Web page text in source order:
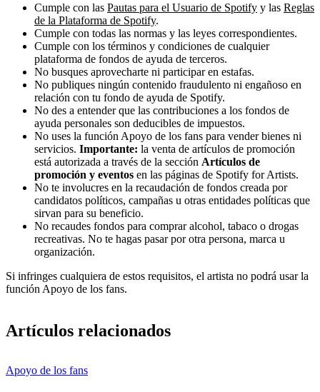
Cumple con las Pautas para el Usuario de Spotify y las Reglas
de la Plataforma de Spotify.
Cumple con todas las normas y las leyes correspondientes.
Cumple con los términos y condiciones de cualquier
plataforma de fondos de ayuda de terceros.
No busques aprovecharte ni participar en estafas.
No publiques ningún contenido fraudulento ni engañoso en
relación con tu fondo de ayuda de Spotify.
No des a entender que las contribuciones a los fondos de
ayuda personales son deducibles de impuestos.
No uses la función Apoyo de los fans para vender bienes ni
servicios. Importante: la venta de artículos de promoción
está autorizada a través de la sección Artículos de
promoción y eventos en las páginas de Spotify for Artists.
No te involucres en la recaudación de fondos creada por
candidatos políticos, campañas u otras entidades políticas que
sirvan para su beneficio.
No recaudes fondos para comprar alcohol, tabaco o drogas
recreativas. No te hagas pasar por otra persona, marca u
organización.
Si infringes cualquiera de estos requisitos, el artista no podrá usar la
función Apoyo de los fans.
Artículos relacionados
Apoyo de los fans